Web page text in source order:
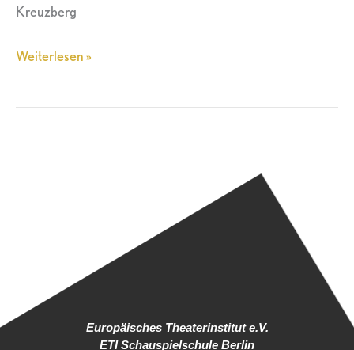
Kreuzberg
Weiterlesen »
Europäisches Theaterinstitut e.V.
ETI Schauspielschule Berlin